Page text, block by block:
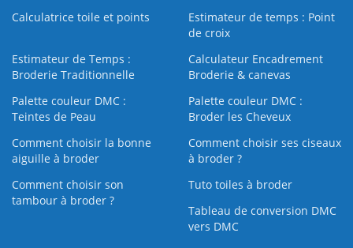
Calculatrice toile et points
Estimateur de temps : Point
de croix
Estimateur de Temps :
Broderie Traditionnelle
Calculateur Encadrement
Broderie & canevas
Palette couleur DMC :
Teintes de Peau
Palette couleur DMC :
Broder les Cheveux
Comment choisir la bonne
aiguille à broder
Comment choisir ses ciseaux
à broder ?
Comment choisir son
tambour à broder ?
Tuto toiles à broder
Tableau de conversion DMC
vers DMC